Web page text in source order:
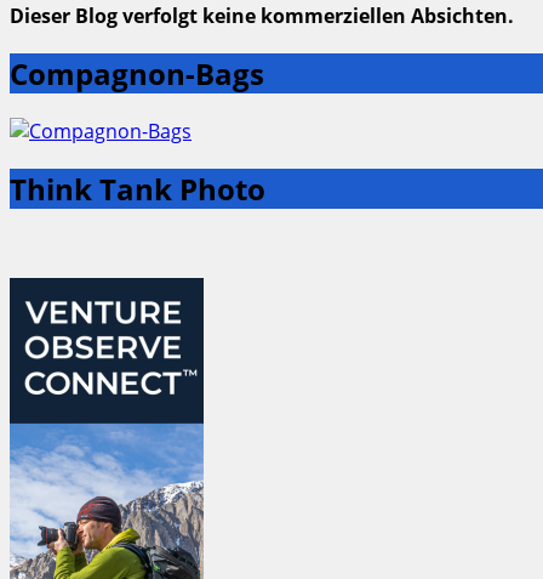
Dieser Blog verfolgt keine kommerziellen Absichten.
Compagnon-Bags
Think Tank Photo